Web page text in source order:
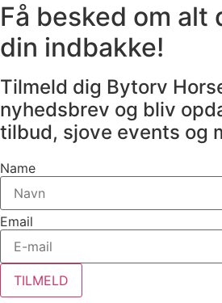
Få besked om alt
din indbakke!
Tilmeld dig Bytorv
nyhedsbrev og bliv
tilbud, sjove events og
Name
Email
TILMELD